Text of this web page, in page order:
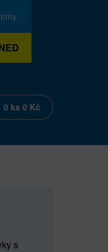
0 ks 0 Kč
s